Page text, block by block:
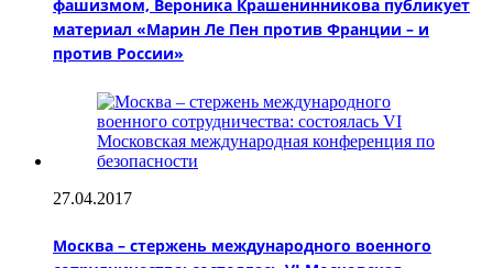
фашизмом, Вероника Крашенинникова публикует
материал «Марин Ле Пен против Франции – и
против России»
27.04.2017
Москва – стержень международного военного